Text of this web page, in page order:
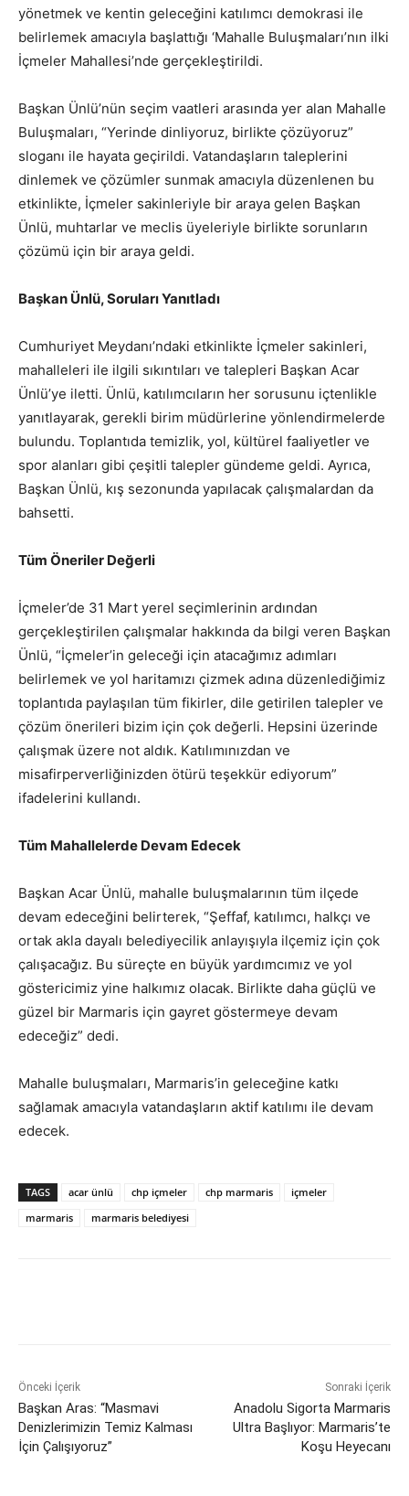
yönetmek ve kentin geleceğini katılımcı demokrasi ile
belirlemek amacıyla başlattığı ‘Mahalle Buluşmaları’nın ilki
İçmeler Mahallesi’nde gerçekleştirildi.
Başkan Ünlü’nün seçim vaatleri arasında yer alan Mahalle
Buluşmaları, “Yerinde dinliyoruz, birlikte çözüyoruz”
sloganı ile hayata geçirildi. Vatandaşların taleplerini
dinlemek ve çözümler sunmak amacıyla düzenlenen bu
etkinlikte, İçmeler sakinleriyle bir araya gelen Başkan
Ünlü, muhtarlar ve meclis üyeleriyle birlikte sorunların
çözümü için bir araya geldi.
Başkan Ünlü, Soruları Yanıtladı
Cumhuriyet Meydanı’ndaki etkinlikte İçmeler sakinleri,
mahalleleri ile ilgili sıkıntıları ve talepleri Başkan Acar
Ünlü’ye iletti. Ünlü, katılımcıların her sorusunu içtenlikle
yanıtlayarak, gerekli birim müdürlerine yönlendirmelerde
bulundu. Toplantıda temizlik, yol, kültürel faaliyetler ve
spor alanları gibi çeşitli talepler gündeme geldi. Ayrıca,
Başkan Ünlü, kış sezonunda yapılacak çalışmalardan da
bahsetti.
Tüm Öneriler Değerli
İçmeler’de 31 Mart yerel seçimlerinin ardından
gerçekleştirilen çalışmalar hakkında da bilgi veren Başkan
Ünlü, “İçmeler’in geleceği için atacağımız adımları
belirlemek ve yol haritamızı çizmek adına düzenlediğimiz
toplantıda paylaşılan tüm fikirler, dile getirilen talepler ve
çözüm önerileri bizim için çok değerli. Hepsini üzerinde
çalışmak üzere not aldık. Katılımınızdan ve
misafirperverliğinizden ötürü teşekkür ediyorum”
ifadelerini kullandı.
Tüm Mahallelerde Devam Edecek
Başkan Acar Ünlü, mahalle buluşmalarının tüm ilçede
devam edeceğini belirterek, “Şeffaf, katılımcı, halkçı ve
ortak akla dayalı belediyecilik anlayışıyla ilçemiz için çok
çalışacağız. Bu süreçte en büyük yardımcımız ve yol
göstericimiz yine halkımız olacak. Birlikte daha güçlü ve
güzel bir Marmaris için gayret göstermeye devam
edeceğiz” dedi.
Mahalle buluşmaları, Marmaris’in geleceğine katkı
sağlamak amacıyla vatandaşların aktif katılımı ile devam
edecek.
TAGS acar ünlü chp içmeler chp marmaris
içmeler
marmaris
marmaris belediyesi
Önceki İçerik
Başkan Aras: “Masmavi
Denizlerimizin Temiz Kalması
İçin Çalışıyoruz”
Sonraki İçerik
Anadolu Sigorta Marmaris
Ultra Başlıyor: Marmaris’te
Koşu Heyecanı